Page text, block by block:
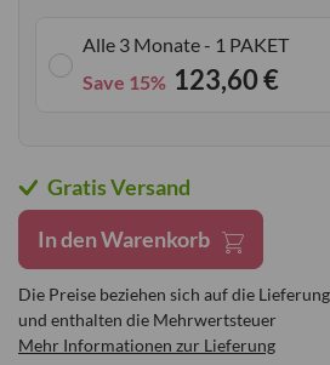
Alle 3 Monate - 1 PAKET
123,60 €
Save 15%
Gratis Versand
Die Preise beziehen sich auf die
und enthalten die Mehrwertsteuer
Mehr Informationen zur Lieferung
In den Warenkorb